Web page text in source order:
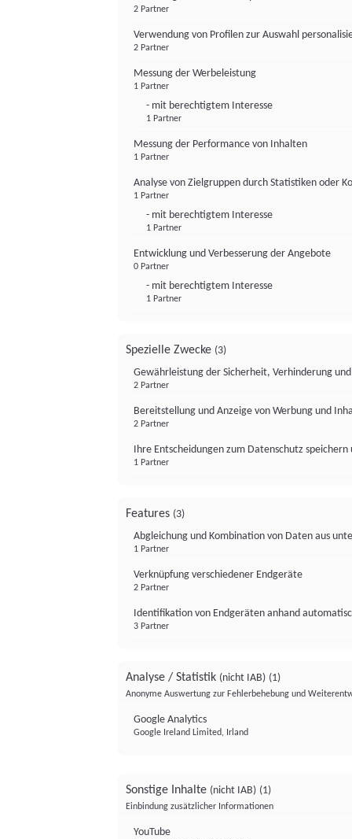
2 Partner
Verwendung von Profilen zur Auswahl
2 Partner
Messung der Werbeleistung
1 Partner
- mit berechtigtem Interesse
1 Partner
Messung der Performance von Inhalten
1 Partner
Analyse von Zielgruppen durch Statistiken oder
1 Partner
- mit berechtigtem Interesse
1 Partner
Entwicklung und Verbesserung der Angebote
0 Partner
- mit berechtigtem Interesse
1 Partner
Spezielle Zwecke (3)
Gewährleistung der Sicherheit, Verhinderung
2 Partner
Bereitstellung und Anzeige von Werbung und
2 Partner
Ihre Entscheidungen zum Datenschutz
1 Partner
Features (3)
Abgleichung und Kombination von Daten aus
1 Partner
Verknüpfung verschiedener Endgeräte
2 Partner
Identifikation von Endgeräten anhand
3 Partner
Analyse / Statistik (nicht IAB) (1)
Anonyme Auswertung zur Fehlerbehebung und
Google Analytics
Google Ireland Limited, Irland
Sonstige Inhalte (nicht IAB) (1)
Einbindung zusätzlicher Informationen
YouTube